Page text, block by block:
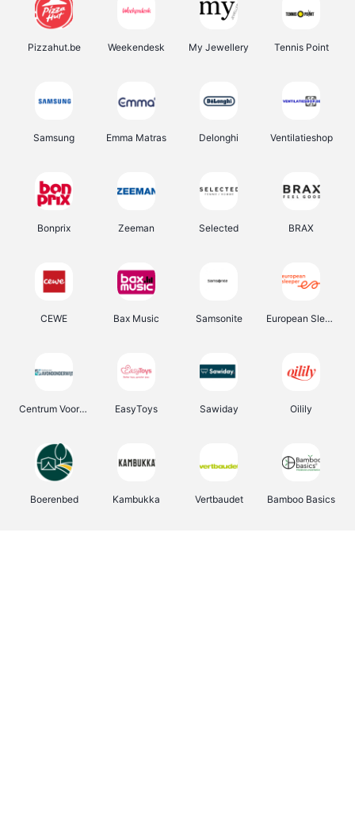
Pizzahut.be Weekendesk My Jewellery Tennis Point
Samsung Emma Matras Delonghi Ventilatieshop
Bonprix Zeeman Selected BRAX
CEWE Bax Music Samsonite European Sleeper
Centrum Voor Avondonderwijs EasyToys Sawiday Oilily
Boerenbed Kambukka Vertbaudet Bamboo Basics